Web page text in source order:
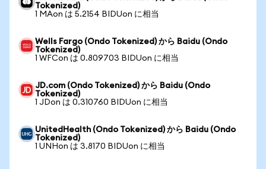
Tokenized)
1 MAon は 5.2154 BIDUon に相当
Wells Fargo (Ondo Tokenized) から Baidu (Ondo
Tokenized)
1 WFCon は 0.809703 BIDUon に相当
JD.com (Ondo Tokenized) から Baidu (Ondo
Tokenized)
1 JDon は 0.310760 BIDUon に相当
UnitedHealth (Ondo Tokenized) から Baidu (Ondo
Tokenized)
1 UNHon は 3.8170 BIDUon に相当